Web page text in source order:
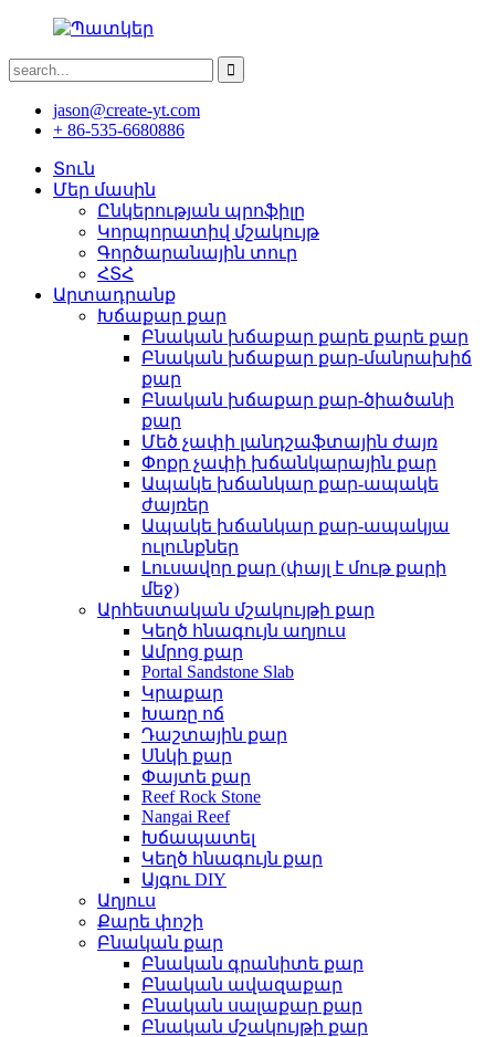
jason@create-yt.com
+ 86-535-6680886
Տուն
Մեր մասին
Ընկերության պրոֆիլը
Կորպորատիվ մշակույթ
Գործարանային տուր
ՀՏՀ
Արտադրանք
Խճաքար քար
Բնական խճաքար քարե քարե քար
Բնական խճաքար քար-մանրախիճ
քար
Բնական խճաքար քար-ծիածանի
քար
Մեծ չափի լանդշաֆտային ժայռ
Փոքր չափի խճանկարային քար
Ապակե խճանկար քար-ապակե
ժայռեր
Ապակե խճանկար քար-ապակյա
ուլունքներ
Լուսավոր քար (փայլ է մութ քարի
մեջ)
Արհեստական ​​մշակույթի քար
Կեղծ հնագույն աղյուս
Ամրոց քար
Portal Sandstone Slab
Կրաքար
Խառը ոճ
Դաշտային քար
Սնկի քար
Փայտե քար
Reef Rock Stone
Nangai Reef
Խճապատել
Կեղծ հնագույն քար
Այգու DIY
Աղյուս
Քարե փոշի
Բնական քար
Բնական գրանիտե քար
Բնական ավազաքար
Բնական սալաքար քար
Բնական մշակույթի քար